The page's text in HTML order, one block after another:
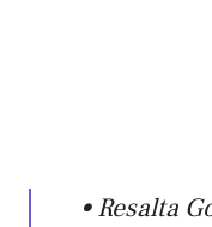
• Resalta